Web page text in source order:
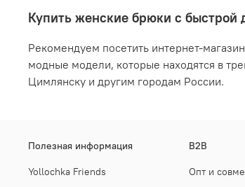
Купить женские брюки с быстрой
Рекомендуем посетить интернет-
модные модели, которые находятся в
Цимлянску и другим городам России.
Полезная информация
Yollochka Friends
B2B
Опт и